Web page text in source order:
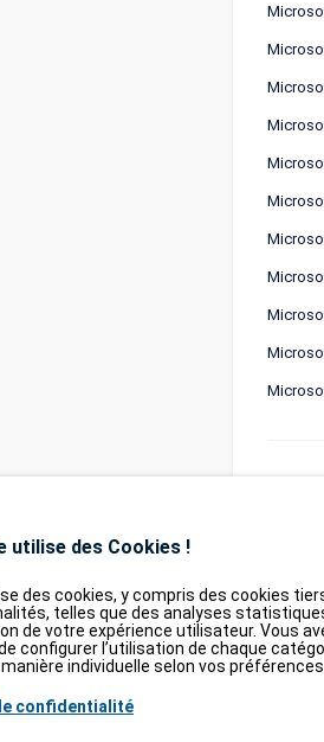
utilise des Cookies !
des cookies, y compris des cookies
telles que des analyses
de votre expérience utilisateur. Vous
configurer l’utilisation de chaque
individuelle selon vos préférences.
confidentialité